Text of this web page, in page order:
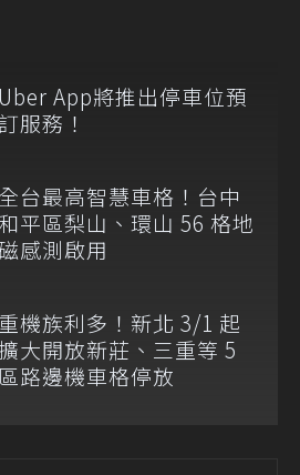
Uber App將推出停車位預
訂服務！
全台最高智慧車格！台中
平區梨山、環山 56 格地
感測啟用
重機族利多！新北 3/1 起
大開放新莊、三重等 5
區路邊機車格停放